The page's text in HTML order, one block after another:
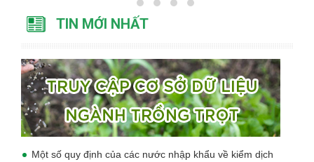
TIN MỚI NHẤT
Một số quy định của các nước nhập khẩu về kiểm dịch